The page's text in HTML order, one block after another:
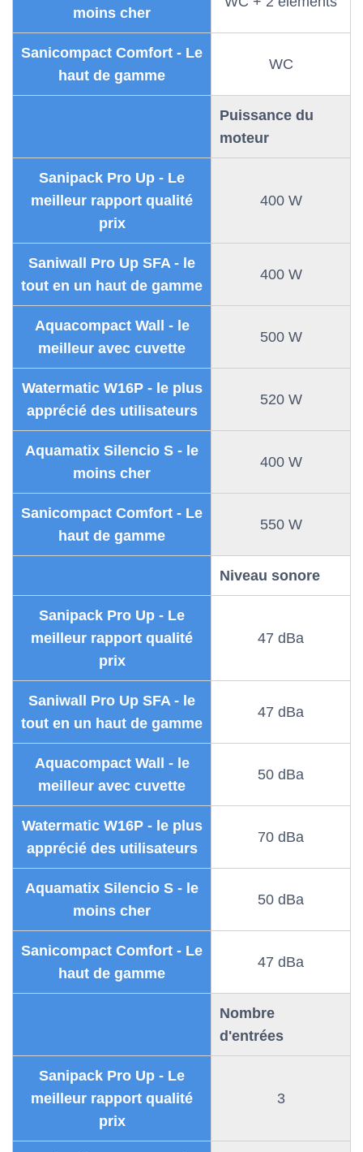
moins cher
Sanicompact Comfort - Le
haut de gamme
WC
Puissance du
moteur
Sanipack Pro Up - Le
meilleur rapport qualité
prix
400 W
Saniwall Pro Up SFA - le
tout en un haut de gamme
400 W
Aquacompact Wall - le
meilleur avec cuvette
500 W
Watermatic W16P - le plus
apprécié des utilisateurs
520 W
Aquamatix Silencio S - le
moins cher
400 W
Sanicompact Comfort - Le
haut de gamme
550 W
Niveau sonore
Sanipack Pro Up - Le
meilleur rapport qualité
prix
47 dBa
Saniwall Pro Up SFA - le
tout en un haut de gamme
47 dBa
Aquacompact Wall - le
meilleur avec cuvette
50 dBa
Watermatic W16P - le plus
apprécié des utilisateurs
70 dBa
Aquamatix Silencio S - le
moins cher
50 dBa
Sanicompact Comfort - Le
haut de gamme
47 dBa
Nombre
d'entrées
Sanipack Pro Up - Le
meilleur rapport qualité
prix
3